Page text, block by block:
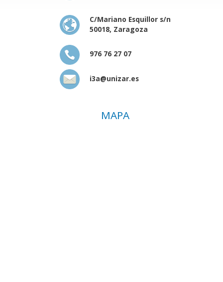
C/Mariano Esquillor s/n
50018, Zaragoza
976 76 27 07
i3a@unizar.es
MAPA